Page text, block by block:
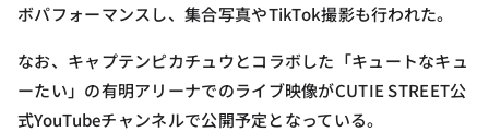
ボパフォーマンスし、集合写真やTikTok撮影も行われた。
なお、キャプテンピカチュウとコラボした「キュートなキュ
ーたい」の有明アリーナでのライブ映像がCUTIE STREET公
式YouTubeチャンネルで公開予定となっている。